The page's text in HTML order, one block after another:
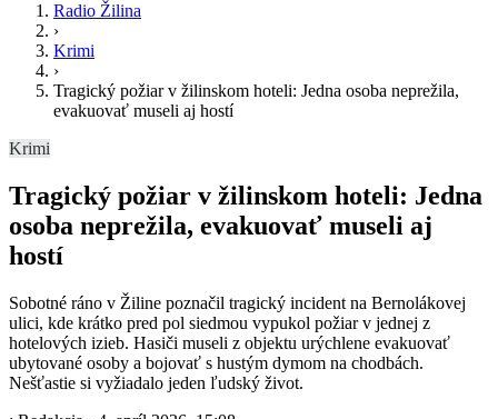
Radio Žilina
›
Krimi
›
Tragický požiar v žilinskom hoteli: Jedna osoba neprežila,
evakuovať museli aj hostí
Krimi
Tragický požiar v žilinskom hoteli: Jedna
osoba neprežila, evakuovať museli aj
hostí
Sobotné ráno v Žiline poznačil tragický incident na Bernolákovej
ulici, kde krátko pred pol siedmou vypukol požiar v jednej z
hotelových izieb. Hasiči museli z objektu urýchlene evakuovať
ubytované osoby a bojovať s hustým dymom na chodbách.
Nešťastie si vyžiadalo jeden ľudský život.